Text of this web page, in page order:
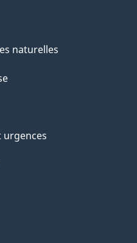
naturelles
urgences